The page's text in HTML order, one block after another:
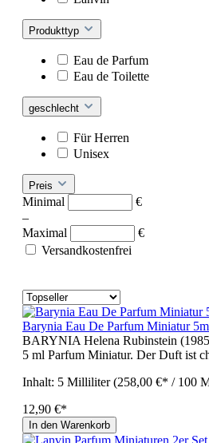
Produkttyp
Eau de Parfum
Eau de Toilette
geschlecht
Für Herren
Unisex
Preis
Minimal
€
–
Maximal
€
Versandkostenfrei
Barynia Eau De Parfum Miniatur
BARYNIA Helena Rubinstein
5 ml Parfum Miniatur. Der Duft ist
Inhalt: 5 Milliliter(258,00 €* / 100
12,90 €*
In den Warenkorb